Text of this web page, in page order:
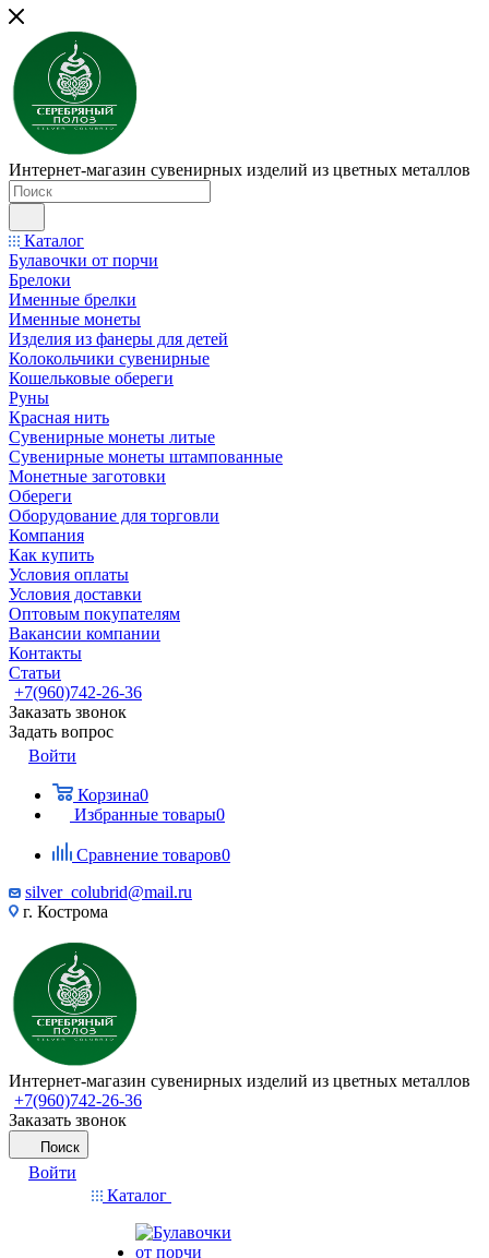
Интернет-магазин сувенирных изделий из цветных металлов
Каталог
Булавочки от порчи
Брелоки
Именные брелки
Именные монеты
Изделия из фанеры для детей
Колокольчики сувенирные
Кошельковые обереги
Руны
Красная нить
Сувенирные монеты литые
Сувенирные монеты штампованные
Монетные заготовки
Обереги
Оборудование для торговли
Компания
Как купить
Условия оплаты
Условия доставки
Оптовым покупателям
Вакансии компании
Контакты
Статьи
+7(960)742-26-36
Заказать звонок
Задать вопрос
Войти
Корзина0
Избранные товары0
Сравнение товаров0
silver_colubrid@mail.ru
г. Кострома
Интернет-магазин сувенирных изделий из цветных металлов
+7(960)742-26-36
Заказать звонок
Поиск
Войти
Каталог